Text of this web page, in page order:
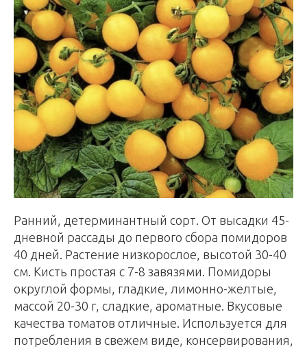
Ранний, детерминантный сорт. От высадки 45-
дневной рассады до первого сбора помидоров
40 дней. Растение низкорослое, высотой 30-40
см. Кисть простая с 7-8 завязями. Помидоры
округлой формы, гладкие, лимонно-желтые,
массой 20-30 г, сладкие, ароматные. Вкусовые
качества томатов отличные. Используется для
потребления в свежем виде, консервирования,